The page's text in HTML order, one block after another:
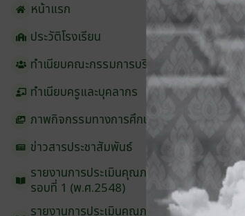
หน้าแรก
ประวัติโรงเรียน
ทำเนียบคณะกรรมการบริหาร
ทำเนียบครูและบุคลากร
ภาพกิจกรรมทางการศึกษา
ข่าวสารประชาสัมพันธ์
รายงานการประเมินคุณภาพภายนอก
รอบ⁠ที่ 1 (พ.ศ.2548)
รายงานการประเมินคุณภาพภายนอก